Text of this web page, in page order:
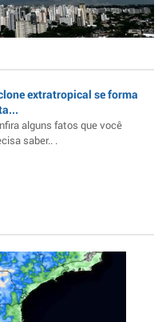
extratropical se forma
alguns fatos que você
saber.. .